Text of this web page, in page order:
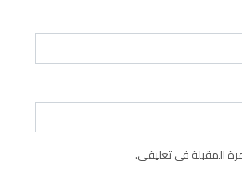
المقبلة في تعليقي.